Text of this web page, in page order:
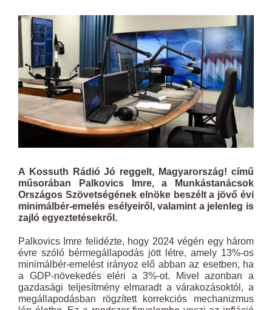
View
Larger
Image
A Kossuth Rádió Jó reggelt, Magyarország! című
műsorában Palkovics Imre, a Munkástanácsok
Országos Szövetségének elnöke beszélt a jövő évi
minimálbér-emelés esélyeiről, valamint a jelenleg is
zajló egyeztetésekről.
Palkovics Imre felidézte, hogy 2024 végén egy három
évre szóló bérmegállapodás jött létre, amely 13%-os
minimálbér-emelést irányoz elő abban az esetben, ha
a GDP-növekedés eléri a 3%-ot. Mivel azonban a
gazdasági teljesítmény elmaradt a várakozásoktól, a
megállapodásban rögzített korrekciós mechanizmus